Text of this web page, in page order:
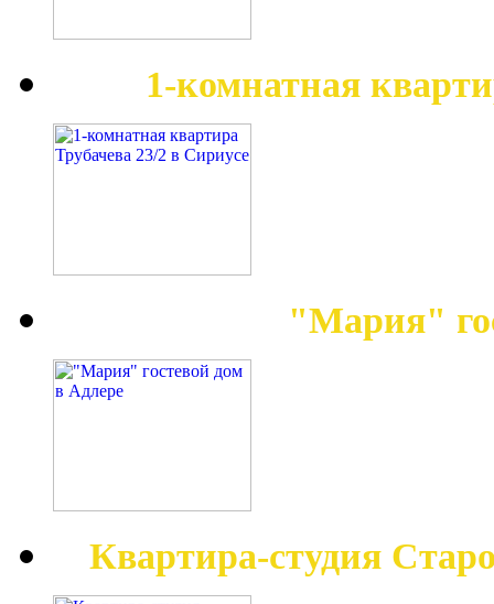
1-комнатная
"Мария"
Квартира-студия